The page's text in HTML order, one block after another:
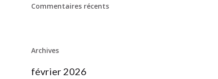
Commentaires récents
Archives
février 2026